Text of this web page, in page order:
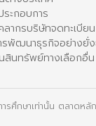
ะกอบการ
ากรบริษัทจดทะเบียน
รพัฒนาธุรกิจอย่างยั่
สินทรัพย์ทางเลือกอื่
ศึกษาเท่านั้น ตลาดห